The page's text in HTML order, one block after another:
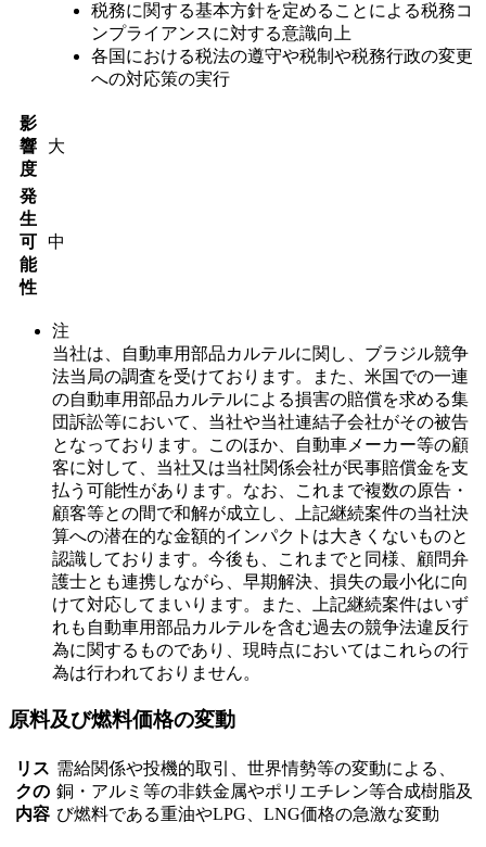
税務に関する基本方針を定めることによる税務コ
ンプライアンスに対する意識向上
各国における税法の遵守や税制や税務行政の変更
への対応策の実行
影
響
度
大
発
生
可
能
性
中
注
当社は、自動車用部品カルテルに関し、ブラジル競争
法当局の調査を受けております。また、米国での一連
の自動車用部品カルテルによる損害の賠償を求める集
団訴訟等において、当社や当社連結子会社がその被告
となっております。このほか、自動車メーカー等の顧
客に対して、当社又は当社関係会社が民事賠償金を支
払う可能性があります。なお、これまで複数の原告・
顧客等との間で和解が成立し、上記継続案件の当社決
算への潜在的な金額的インパクトは大きくないものと
認識しております。今後も、これまでと同様、顧問弁
護士とも連携しながら、早期解決、損失の最小化に向
けて対応してまいります。また、上記継続案件はいず
れも自動車用部品カルテルを含む過去の競争法違反行
為に関するものであり、現時点においてはこれらの行
為は行われておりません。
原料及び燃料価格の変動
リス
クの
内容
需給関係や投機的取引、世界情勢等の変動による、
銅・アルミ等の非鉄金属やポリエチレン等合成樹脂及
び燃料である重油やLPG、LNG価格の急激な変動